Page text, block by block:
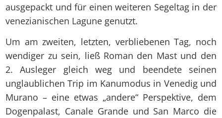
ausgepackt und für einen weiteren Segeltag in der
venezianischen Lagune genutzt.
Um am zweiten, letzten, verbliebenen Tag, noch
wendiger zu sein, ließ Roman den Mast und den
2. Ausleger gleich weg und beendete seinen
unglaublichen Trip im Kanumodus in Venedig und
Murano – eine etwas „andere“ Perspektive, dem
Dogenpalast, Canale Grande und San Marco die